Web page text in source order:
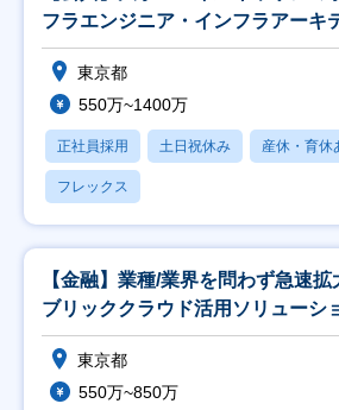
フラエンジニア・インフラアーキ
東京都
550万~1400万
正社員採用 土日祝休み 産休・育休
フレックス
【金融】業種/業界を問わず急速
ブリッククラウド活用ソリューシ
東京都
550万~850万